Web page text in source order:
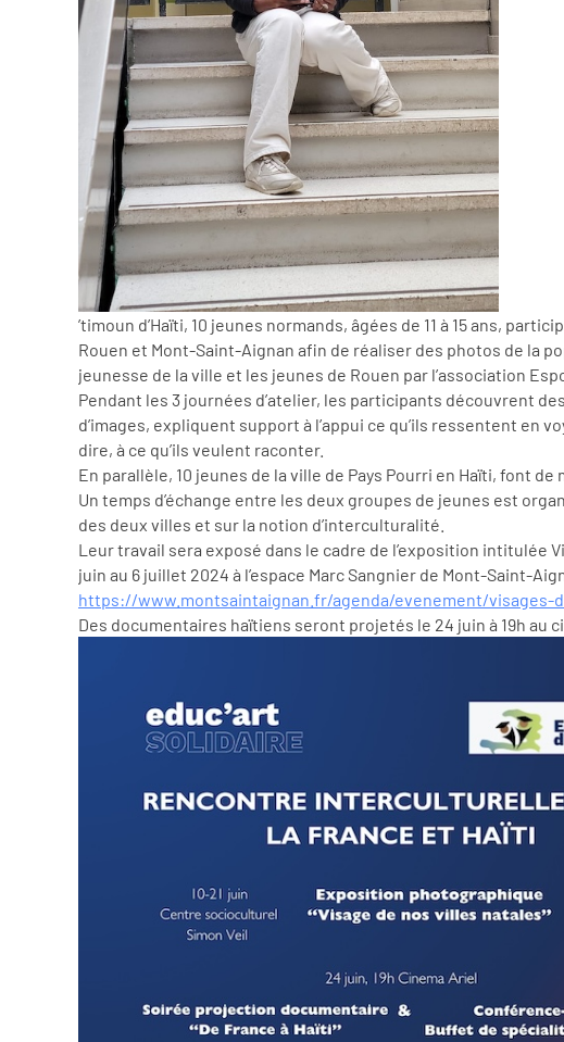
’timoun d’Haïti, 10 jeunes normands, âgées de 11 à 15 ans,
Rouen et Mont-Saint-Aignan afin de réaliser des photos de la
jeunesse de la ville et les jeunes de Rouen par l’association
Pendant les 3 journées d’atelier, les participants découvrent
d’images, expliquent support à l’appui ce qu’ils ressentent en
dire, à ce qu’ils veulent raconter.
En parallèle, 10 jeunes de la ville de Pays Pourri en Haïti, font de
Un temps d’échange entre les deux groupes de jeunes est
des deux villes et sur la notion d’interculturalité.
Leur travail sera exposé dans le cadre de l’exposition intitulée
juin au 6 juillet 2024 à l’espace Marc Sangnier de Mont-Saint-
https://www.montsaintaignan.fr/agenda/evenement/visages-
Des documentaires haïtiens seront projetés le 24 juin à 19h au